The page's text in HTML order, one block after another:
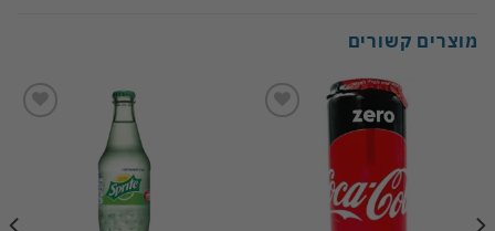
מוצרים קשורים